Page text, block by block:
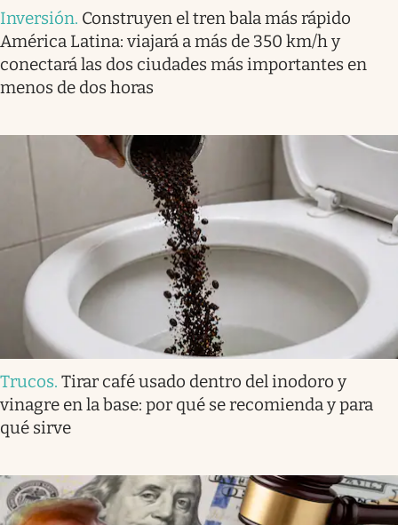
Inversión. Construyen el tren bala más rápido
América Latina: viajará a más de 350 km/h y
conectará las dos ciudades más importantes en
menos de dos horas
Trucos. Tirar café usado dentro del inodoro y
vinagre en la base: por qué se recomienda y para
qué sirve